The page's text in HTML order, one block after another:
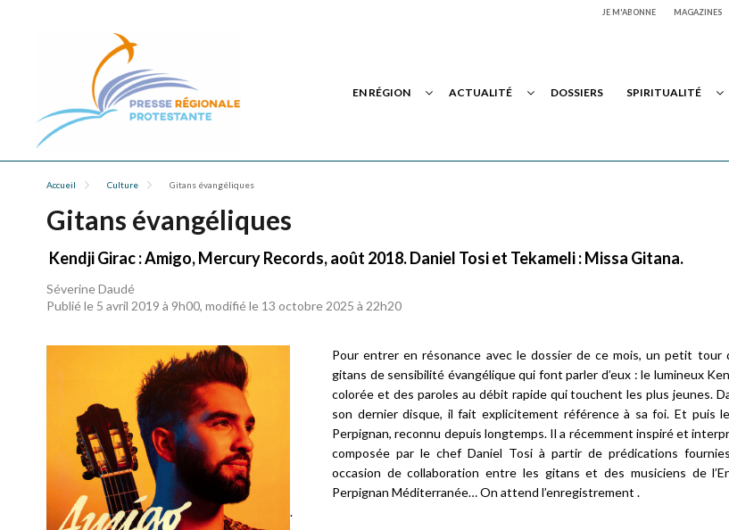
JE M'ABONNE MAGAZINES
EN RÉGION ACTUALITÉ DOSSIERS SPIRITUALITÉ
Accueil Culture Gitans évangéliques
Gitans évangéliques
Kendji Girac : Amigo, Mercury Records, août 2018. Daniel Tosi et Tekameli : Missa Gitana.
Séverine Daudé
Publié le 5 avril 2019 à 9h00, modifié le 13 octobre 2025 à 22h20
Pour entrer en résonance avec le dossier de ce mois, un petit tour
gitans de sensibilité évangélique qui font parler d’eux : le lumineux
colorée et des paroles au débit rapide qui touchent les plus jeunes.
son dernier disque, il fait explicitement référence à sa foi. Et puis
Perpignan, reconnu depuis longtemps. Il a récemment inspiré et
composée par le chef Daniel Tosi à partir de prédications
occasion de collaboration entre les gitans et des musiciens de
Perpignan Méditerranée… On attend l’enregistrement .
.